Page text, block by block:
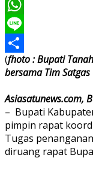
Email
WhatsApp
Line
Share
(fhoto : Bupati
bersama Tim
Asiasatunews.com,
– Bupati
pimpin rapat
Tugas
diruang rapat